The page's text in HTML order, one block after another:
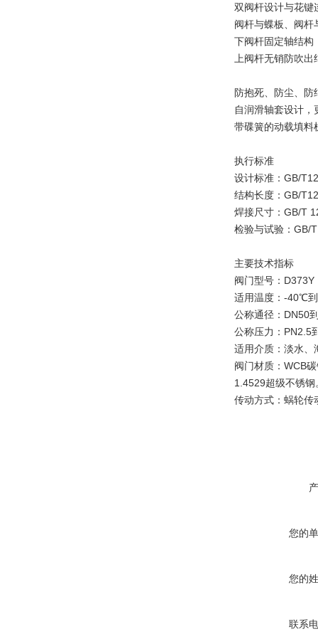
双阀杆设计与花键
阀杆与蝶板、阀杆
下阀杆固定轴结构
上阀杆无销防吹
防抱死、防尘、防
自润滑轴套设计
带碟簧的动载填料
执行标准
设计标准：GB/
结构长度：GB/
焊接尺寸：GB/T
检验与试验：GB/
主要技术指标
阀门型号：
适用温度：-40℃
公称通径：DN50
公称压力：PN2.5
适用介质：淡水、
阀门材质：WCB
1.4529超级不锈钢
传动方式：蜗轮传
您的
您的
联系